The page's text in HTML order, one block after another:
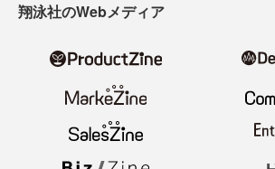
翔泳社のWebメディア